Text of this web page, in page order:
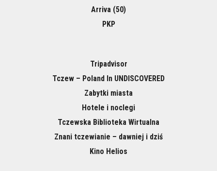
Arriva (50)
PKP
Tripadvisor
Tczew – Poland In UNDISCOVERED
Zabytki miasta
Hotele i noclegi
Tczewska Biblioteka Wirtualna
Znani tczewianie – dawniej i dziś
Kino Helios